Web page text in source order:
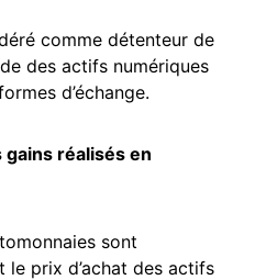
comme détenteur de
des actifs numériques
d’échange.
réalisés en
sont
le prix d’achat des actifs